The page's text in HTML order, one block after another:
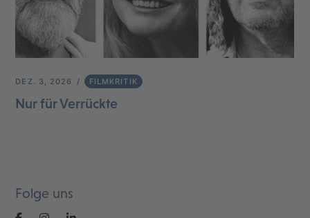
DEZ. 3, 2026 FILMKRITIK
Nur für Verrückte
Folge uns